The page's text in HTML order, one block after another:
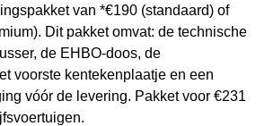
van *€190 (standaard) of
Dit pakket omvat: de technische
de EHBO-doos, de
voorste kentekenplaatje en een
vóór de levering. Pakket voor €231